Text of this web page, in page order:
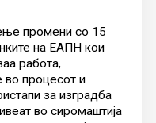
промени со 15
на ЕАПН кои
работа,
во процесот и
за изградба
во сиромаштија